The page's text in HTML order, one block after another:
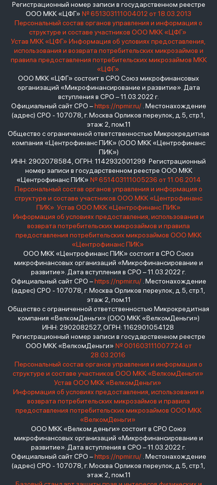
Регистрационный номер записи в государственном реестре
ООО МКК «ЦФГ» № 651303111004012 от 18.03.2013
Персональный состав органов управления и информация о
структуре и составе участников ООО МКК «ЦФГ»
Устав МКК «ЦФГ» Информация об условиях предоставления,
использования и возврата потребительских микрозаймов и
правила предоставления потребительских микрозаймов МКК
«ЦФГ»
ООО МКК «ЦФГ» состоит в СРО Союз микрофинансовых
организаций «Микрофинансирование и развитие». Дата
вступления в СРО – 11.03.2022 г.
Официальный сайт СРО –https://npmir.ru/. Местонахождение
(адрес) СРО - 107078, г. Москва Орликов переулок, д.5, стр.1,
этаж 2, пом.11
Общество с ограниченной ответственностью Микрокредитная
компания «Центрофинанс ПИК» (ООО МКК «Центрофинанс
ПИК»)
ИНН: 2902078584, ОГРН: 1142932001299 Регистрационный
номер записи в государственном реестре ООО МКК
«Центрофинанс ПИК» № 651403111005236 от 11.06.2014
Персональный состав органов управления и информация о
структуре и составе участников ООО МКК «Центрофинанс
ПИК» Устав ООО МКК «Центрофинанс ПИК»
Информация об условиях предоставления, использования и
возврата потребительских микрозаймов и правила
предоставления потребительских микрозаймов ООО МКК
«Центрофинанс ПИК»
ООО МКК «Центрофинанс ПИК» состоит в СРО Союз
микрофинансовых организаций «Микрофинансирование и
развитие». Дата вступления в СРО – 11.03.2022 г.
Официальный сайт СРО –https://npmir.ru/. Местонахождение
(адрес) СРО - 107078, г. Москва Орликов переулок, д.5, стр.1,
этаж 2, пом.11
Общество с ограниченной ответственностью Микрокредитная
компания «ВелкомДеньги» (ООО МКК «ВелкомДеньги»)
ИНН: 2902082527, ОГРН: 1162901054128
Регистрационный номер записи в государственном реестре
ООО МКК «ВелкомДеньги» № 001603111007724 от
28.03.2016
Персональный состав органов управления и информация о
структуре и составе участников ООО МКК «ВелкомДеньги»
Устав ООО МКК «ВелкомДеньги»
Информация об условиях предоставления, использования и
возврата потребительских микрозаймов и правила
предоставления потребительских микрозаймов ООО МКК
«ВелкомДеньги»
ООО МКК «Велком деньги» состоит в СРО Союз
микрофинансовых организаций «Микрофинансирование и
развитие». Дата вступления в СРО – 11.03.2022 г.
Официальный сайт СРО –https://npmir.ru/. Местонахождение
(адрес) СРО - 107078, г. Москва Орликов переулок, д.5, стр.1,
этаж 2, пом.11